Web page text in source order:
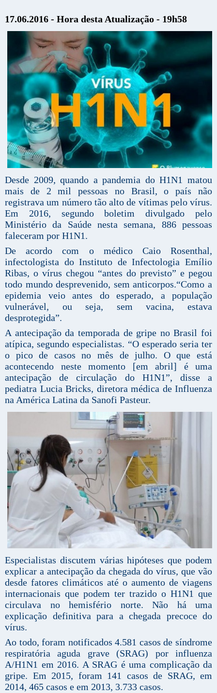
17.06.2016 - Hora desta Atualização - 19h58
Desde 2009, quando a pandemia do H1N1 matou
mais de 2 mil pessoas no Brasil, o país não
registrava um número tão alto de vítimas pelo vírus.
Em 2016, segundo boletim divulgado pelo
Ministério da Saúde nesta semana, 886 pessoas
faleceram por H1N1.
De acordo com o médico Caio Rosenthal,
infectologista do Instituto de Infectologia Emílio
Ribas, o vírus chegou “antes do previsto” e pegou
todo mundo desprevenido, sem anticorpos.“Como a
epidemia veio antes do esperado, a população
vulnerável, ou seja, sem vacina, estava
desprotegida”.
A antecipação da temporada de gripe no Brasil foi
atípica, segundo especialistas. “O esperado seria ter
o pico de casos no mês de julho. O que está
acontecendo neste momento [em abril] é uma
antecipação de circulação do H1N1”, disse a
pediatra Lucia Bricks, diretora médica de Influenza
na América Latina da Sanofi Pasteur.
Especialistas discutem várias hipóteses que podem
explicar a antecipação da chegada do vírus, que vão
desde fatores climáticos até o aumento de viagens
internacionais que podem ter trazido o H1N1 que
circulava no hemisfério norte. Não há uma
explicação definitiva para a chegada precoce do
vírus.
Ao todo, foram notificados 4.581 casos de síndrome
respiratória aguda grave (SRAG) por influenza
A/H1N1 em 2016. A SRAG é uma complicação da
gripe. Em 2015, foram 141 casos de SRAG, em
2014, 465 casos e em 2013, 3.733 casos.